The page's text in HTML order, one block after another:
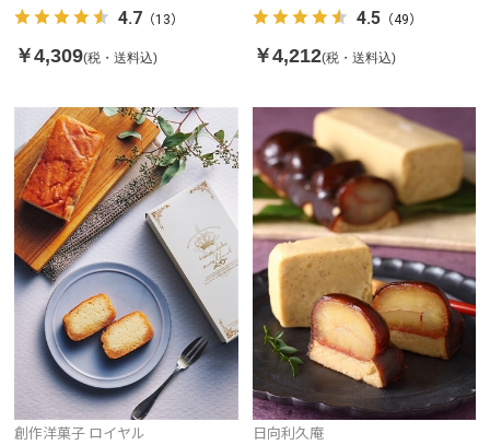
4.7 （13）
￥4,309(税・送料込)
4.5（49）
￥4,212(税・送料込)
創作洋菓子 ロイヤル 日向利久庵